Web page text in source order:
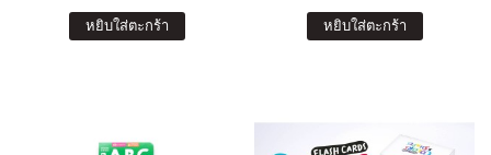
หยิบใส่ตะกร้า หยิบใส่ตะกร้า